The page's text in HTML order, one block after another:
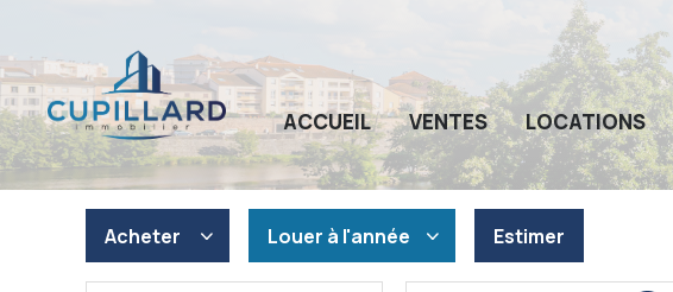
ACCUEIL VENTES LOCATIONS
Acheter Louer à l'année Estimer